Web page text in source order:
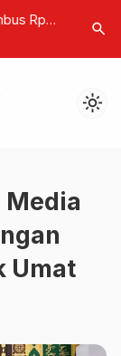
Rp58
Jebolnya
Spentri
search
light_mode
Media
Umat